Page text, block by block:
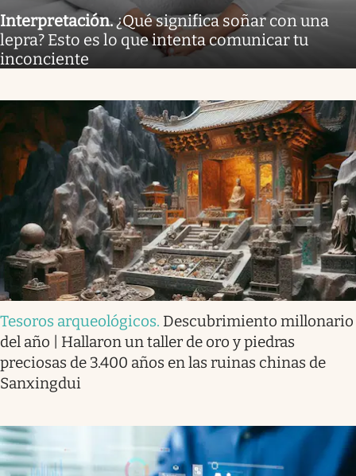
Interpretación.¿Qué significa soñar con una
lepra? Esto es lo que intenta comunicar tu
inconciente
Tesoros arqueológicos. Descubrimiento millonario
del año | Hallaron un taller de oro y piedras
preciosas de 3.400 años en las ruinas chinas de
Sanxingdui